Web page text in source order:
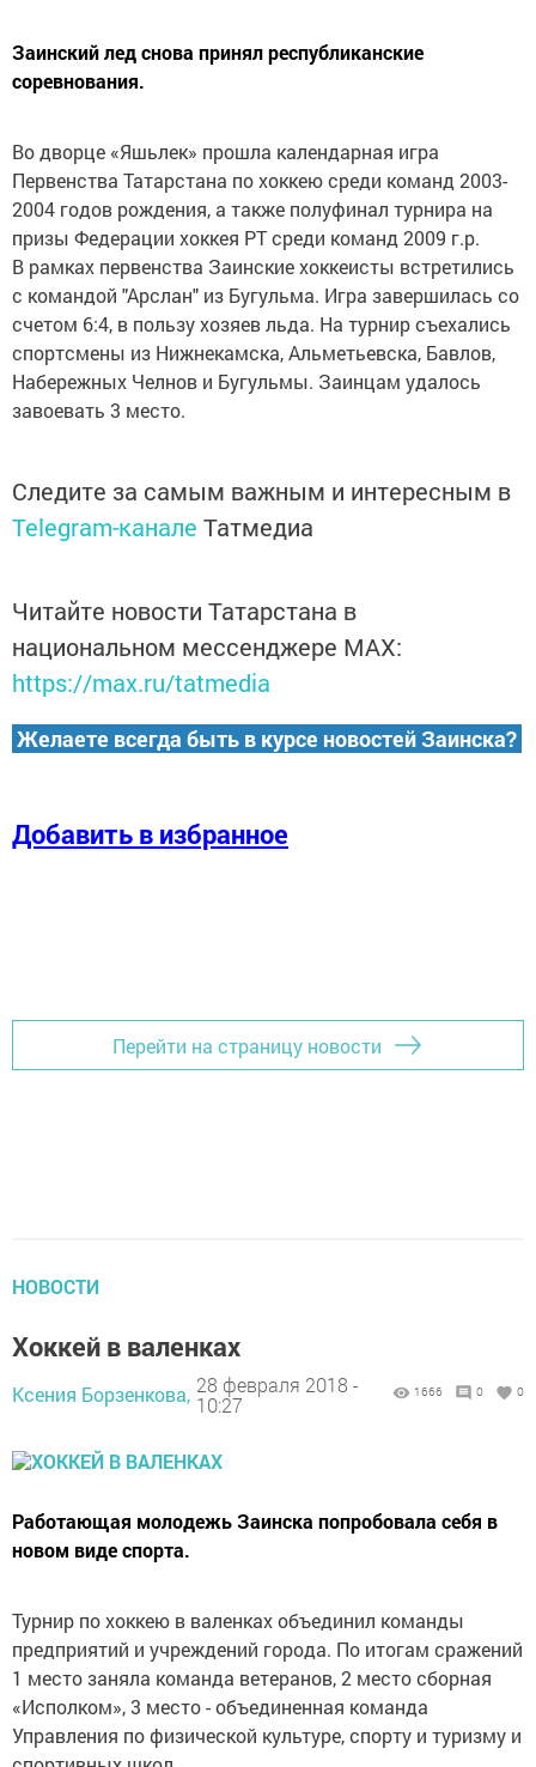
Заинский лед снова принял республиканские
соревнования.
Во дворце «Яшьлек» прошла календарная игра
Первенства Татарстана по хоккею среди команд 2003-
2004 годов рождения, а также полуфинал турнира на
призы Федерации хоккея РТ среди команд 2009 г.р.
В рамках первенства Заинские хоккеисты встретились
с командой "Арслан" из Бугульма. Игра завершилась со
счетом 6:4, в пользу хозяев льда. На турнир съехались
спортсмены из Нижнекамска, Альметьевска, Бавлов,
Набережных Челнов и Бугульмы. Заинцам удалось
завоевать 3 место.
Следите за самым важным и интересным в
Telegram-канале Татмедиа
Читайте новости Татарстана в
национальном мессенджере MАХ:
https://max.ru/tatmedia
Желаете всегда быть в курсе новостей Заинска?
Добавить в избранное
Перейти на страницу новости
НОВОСТИ
Хоккей в валенках
Ксения Борзенкова, 28 февраля 2018 -
10:27
1666 0 0
Работающая молодежь Заинска попробовала себя в
новом виде спорта.
Турнир по хоккею в валенках объединил команды
предприятий и учреждений города. По итогам сражений
1 место заняла команда ветеранов, 2 место сборная
«Исполком», 3 место - объединенная команда
Управления по физической культуре, спорту и туризму и